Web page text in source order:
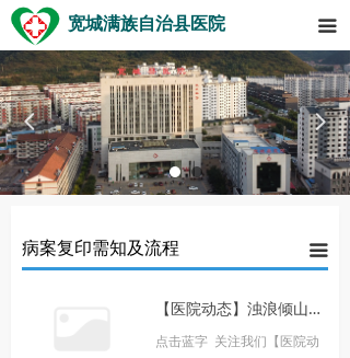
넳 넲
宽城满族自治县医院 끀
病案复印需知及流程
【医院动态】浊浪倾山淤巷陌，干群挥铲复家山！——宽城县医院排险清淤队伍驰援福满家园灾后整治
点击蓝字 关注我们【医院动
끀